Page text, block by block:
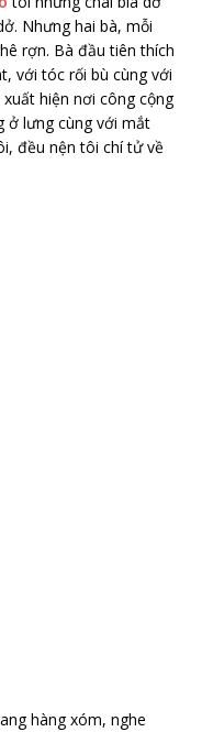
Nhưng hai bà, mỗi
rợn. Bà đầu tiên thích
với tóc rối bù cùng với
hiện nơi công cộng
ở lưng cùng với mắt
đều nện tôi chí tử về
hàng xóm, nghe